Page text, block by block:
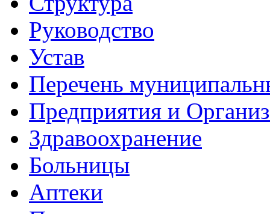
Руководство
Устав
Перечень
Предприятия и
Здравоохранение
Больницы
Аптеки